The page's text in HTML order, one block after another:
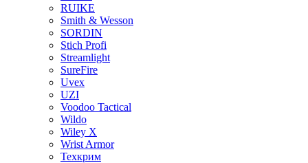
RUIKE
Smith & Wesson
SORDIN
Stich Profi
Streamlight
SureFire
Uvex
UZI
Voodoo Tactical
Wildo
Wiley X
Wrist Armor
Техкрим